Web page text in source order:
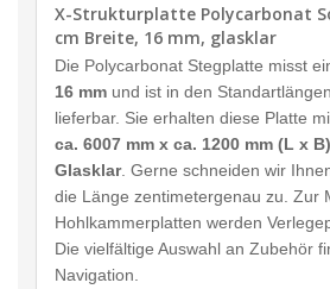
X-Strukturplatte Polycarbonat
cm Breite, 16 mm, glasklar
Die Polycarbonat Stegplatte misst
16 mm und ist in den
lieferbar. Sie erhalten diese Platte
ca. 6007 mm x ca. 1200 mm (L x B)
Glasklar. Gerne schneiden wir
die Länge zentimetergenau zu. Zur
Hohlkammerplatten werden
Die vielfältige Auswahl an Zubehör
Navigation.